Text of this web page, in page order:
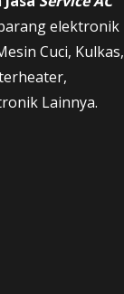
elektronik
Cuci, Kulkas,
Lainnya.